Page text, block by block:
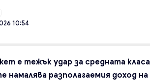
10:54
е тежък удар за средната
намалява разполагаемия